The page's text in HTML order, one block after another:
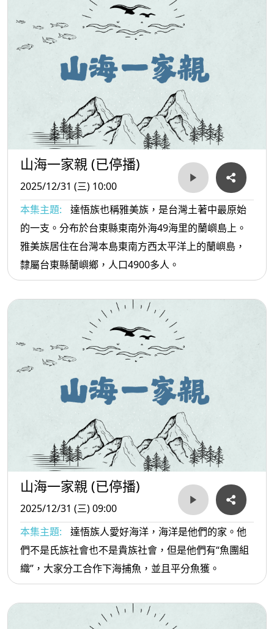
山海一家親 (已停播)
2025/12/31 (三) 10:00
本集主題:
達悟族也稱雅美族，是台灣土著中最原始
的一支。分布於台東縣東南外海49海里的蘭嶼島上。
雅美族居住在台灣本島東南方西太平洋上的蘭嶼島，
隸屬台東縣蘭嶼鄉，人口4900多人。
山海一家親 (已停播)
2025/12/31 (三) 09:00
本集主題:
達悟族人愛好海洋，海洋是他們的家。他
們不是氏族社會也不是貴族社會，但是他們有“魚團組
織”，大家分工合作下海捕魚，並且平分魚獲。